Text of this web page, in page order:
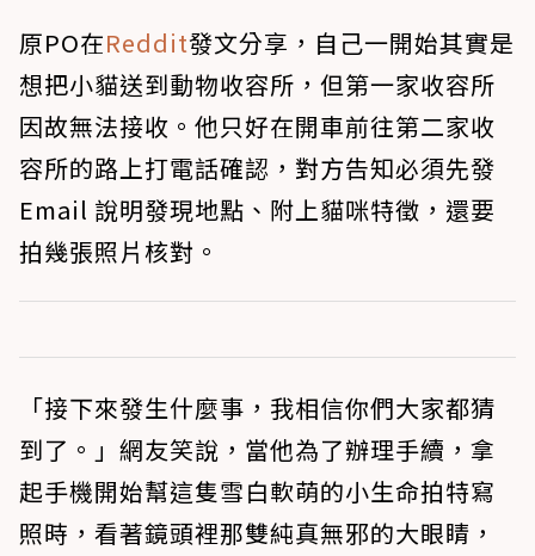
原PO在Reddit發文分享，自己一開始其實是
想把小貓送到動物收容所，但第一家收容所
因故無法接收。他只好在開車前往第二家收
容所的路上打電話確認，對方告知必須先發
Email 說明發現地點、附上貓咪特徵，還要
拍幾張照片核對。
「接下來發生什麼事，我相信你們大家都猜
到了。」網友笑說，當他為了辦理手續，拿
起手機開始幫這隻雪白軟萌的小生命拍特寫
照時，看著鏡頭裡那雙純真無邪的大眼睛，